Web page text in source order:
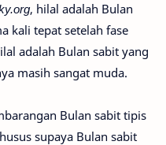
, hilal adalah Bulan
kali tepat setelah fase
adalah Bulan sabit yang
masih sangat muda.
Bulan sabit tipis
supaya Bulan sabit